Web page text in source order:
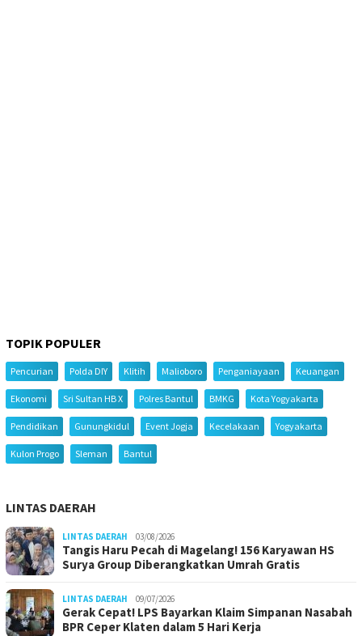
TOPIK POPULER
Pencurian Polda DIY Klitih Malioboro Penganiayaan Keuangan
Ekonomi Sri Sultan HB X Polres Bantul BMKG Kota Yogyakarta
Pendidikan Gunungkidul Event Jogja Kecelakaan Yogyakarta
Kulon Progo Sleman Bantul
LINTAS DAERAH
LINTAS DAERAH 03/08/2026
Tangis Haru Pecah di Magelang! 156 Karyawan HS
Surya Group Diberangkatkan Umrah Gratis
LINTAS DAERAH 09/07/2026
Gerak Cepat! LPS Bayarkan Klaim Simpanan Nasabah
BPR Ceper Klaten dalam 5 Hari Kerja